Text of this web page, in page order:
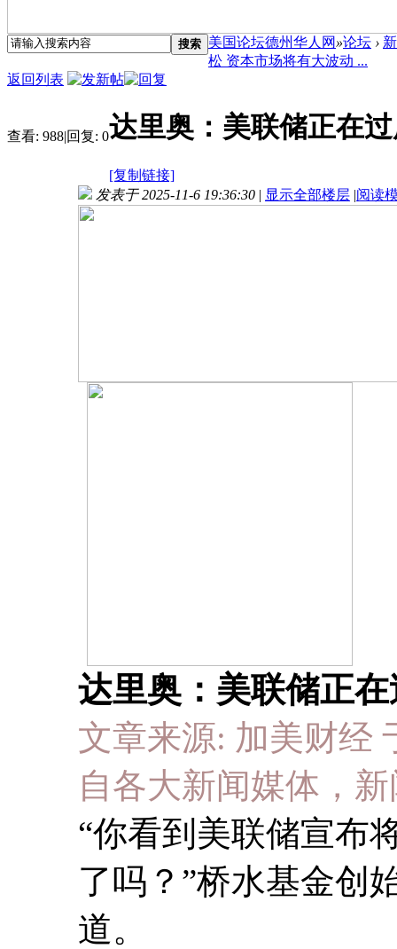
搜索 美国论坛德州华人网 »论坛 ›
松 资本市场将有大波动 ...
返回列表
查看: 988|回复: 0达里奥：美联储正在
[复制链接]
发表于 2025-11-6 19:36:30 | 显示全部楼层 |阅读
达里奥：美联储正
文章来源: 加美财经
自各大新闻媒体，
“你看到美联储宣布
了吗？”桥水基金创
道。